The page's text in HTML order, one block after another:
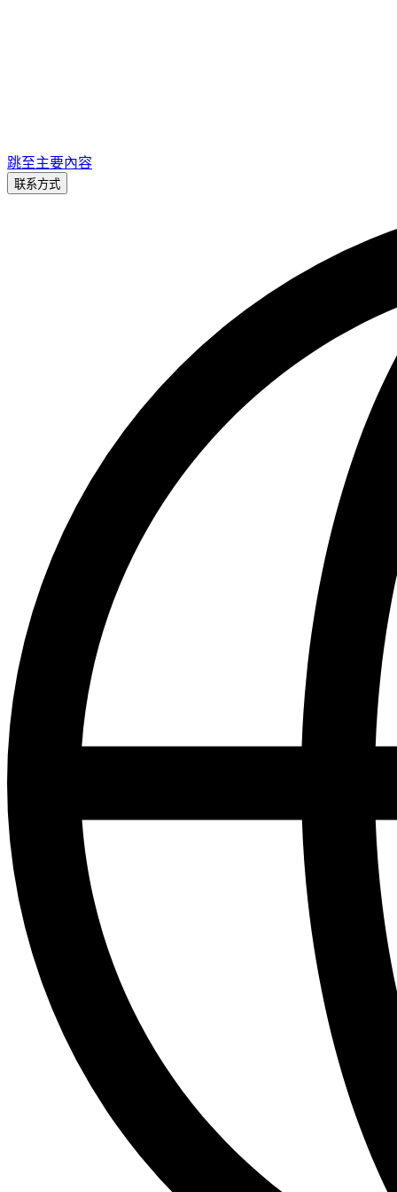
跳至主要內容
联系方式